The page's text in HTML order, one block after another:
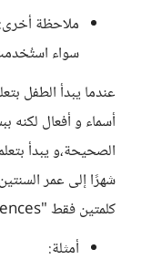
ملاحظة
سواء
عندما يبدأ الطفل
أسماء و أفعال لكنه
شهرًا إلى عمر
كلمتين فقط "Mini sentences"
أمثلة: